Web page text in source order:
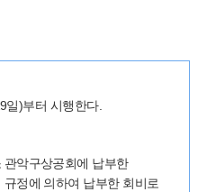
일)부터 시행한다.
관악구상공회에 납부한
정에 의하여 납부한 회비로